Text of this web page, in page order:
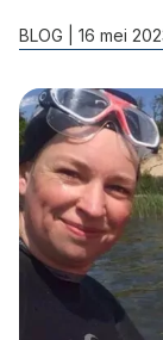
BLOG | 16 mei